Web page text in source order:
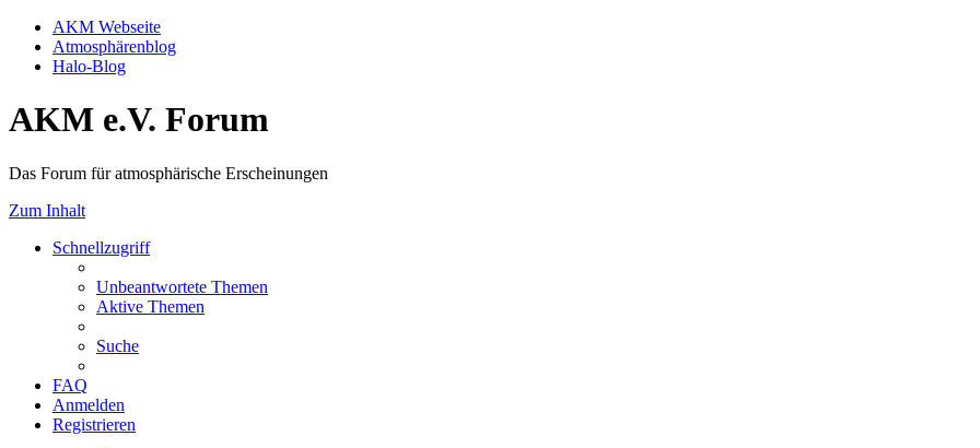
AKM Webseite
Atmosphärenblog
Halo-Blog
AKM e.V. Forum
Das Forum für atmosphärische Erscheinungen
Zum Inhalt
Schnellzugriff
Unbeantwortete Themen
Aktive Themen
Suche
FAQ
Anmelden
Registrieren